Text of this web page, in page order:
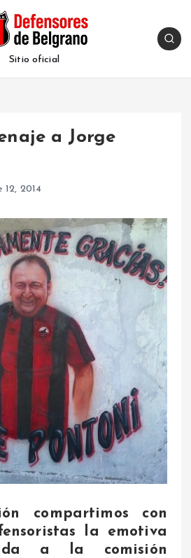
Sitio oficial
a Jorge
12, 2014
compartimos con
la emotiva
a la comisión